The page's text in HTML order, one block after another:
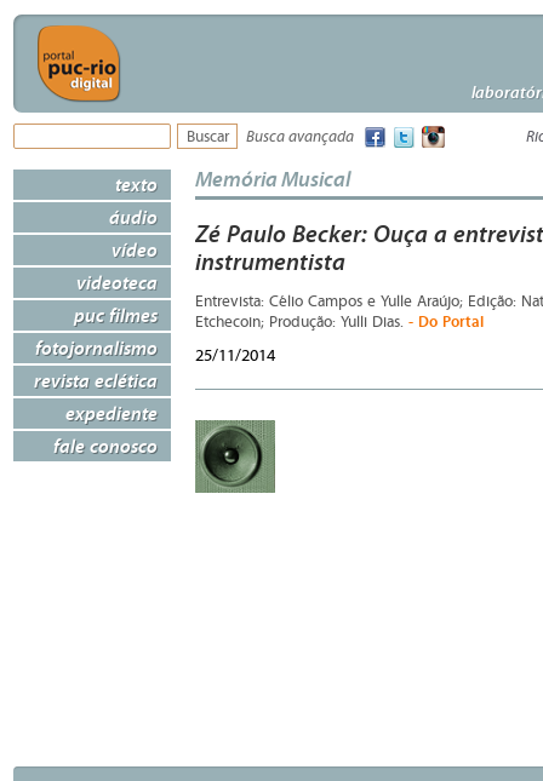
Busca avançada
texto
áudio
vídeo
videoteca
puc filmes
fotojornalismo
revista eclética
expediente
fale conosco
Memória Musical
Zé Paulo Becker: Ouça a
instrumentista
Entrevista: Célio Campos e Yulle Araújo; Edição:
Etchecoin; Produção: Yulli Dias. - Do Portal
25/11/2014